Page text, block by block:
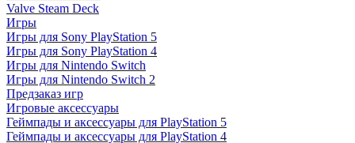
Valve Steam Deck
Игры
Игры для Sony PlayStation 5
Игры для Sony PlayStation 4
Игры для Nintendo Switch
Игры для Nintendo Switch 2
Предзаказ игр
Игровые аксессуары
Геймпады и аксессуары для PlayStation 5
Геймпады и аксессуары для PlayStation 4